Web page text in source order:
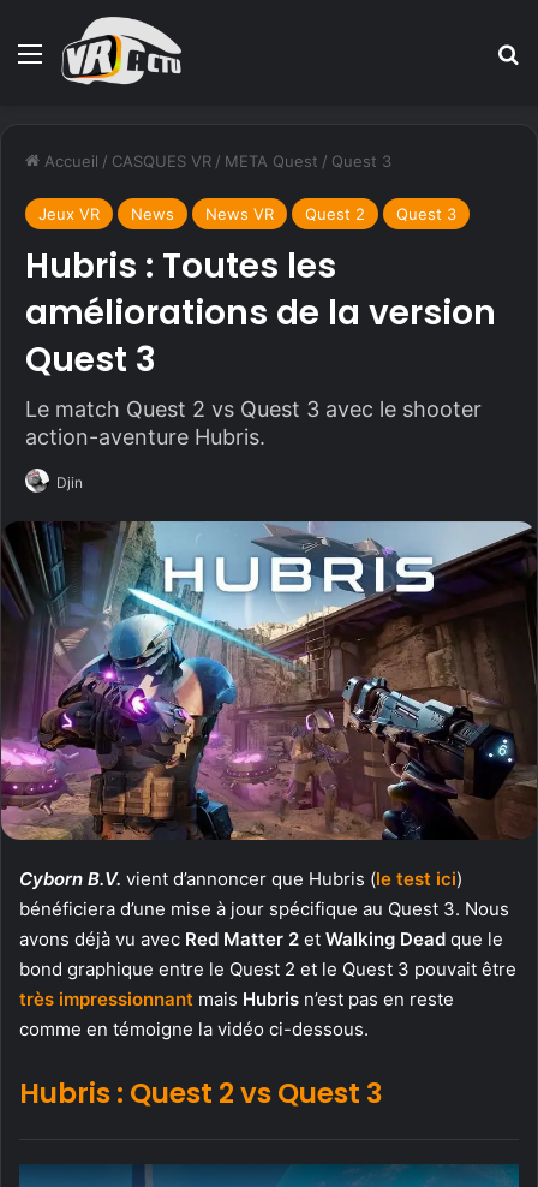
Menu
Accueil / CASQUES VR / META Quest / Quest 3
Jeux VR News News VR Quest 2 Quest 3
Hubris : Toutes les
améliorations de la version
Quest 3
Le match Quest 2 vs Quest 3 avec le shooter
action-aventure Hubris.
Djin
Cyborn B.V. vient d’annoncer que Hubris (le test ici)
bénéficiera d’une mise à jour spécifique au Quest 3. Nous
avons déjà vu avec Red Matter 2 et Walking Dead que le
bond graphique entre le Quest 2 et le Quest 3 pouvait être
très impressionnant mais Hubris n’est pas en reste
comme en témoigne la vidéo ci-dessous.
Hubris : Quest 2 vs Quest 3